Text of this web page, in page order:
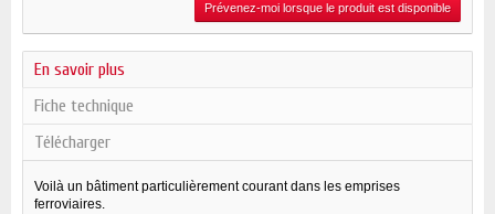
Prévenez-moi lorsque le produit est disponible
En savoir plus
Fiche technique
Télécharger
Voilà un bâtiment particulièrement courant dans les emprises
ferroviaires.